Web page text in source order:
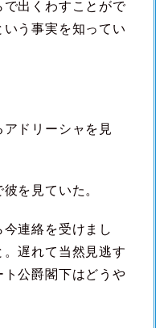
で出くわすことがで
う事実を知ってい
ドリーシャを見
を見ていた。
今連絡を受けまし
遅れて当然見逃す
公爵閣下はどうや